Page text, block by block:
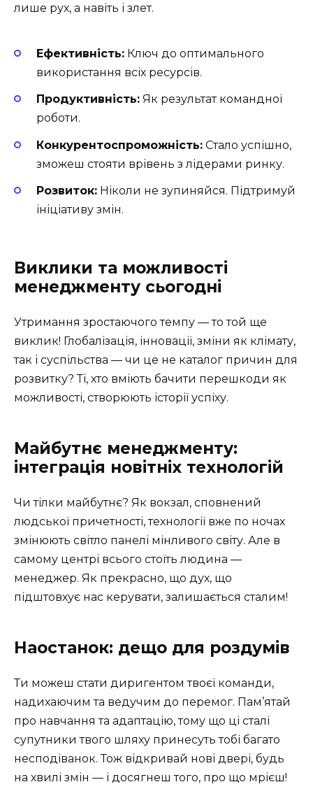
лише рух, а навіть і злет.
Ефективність: Ключ до оптимального
використання всіх ресурсів.
Продуктивність: Як результат командної
роботи.
Конкурентоспроможність: Стало успішно,
зможеш стояти врівень з лідерами ринку.
Розвиток: Ніколи не зупиняйся. Підтримуй
ініціативу змін.
Виклики та можливості
менеджменту сьогодні
Утримання зростаючого темпу — то той ще
виклик! Глобалізація, інновації, зміни як клімату,
так і суспільства — чи це не каталог причин для
розвитку? Ті, хто вміють бачити перешкоди як
можливості, створюють історії успіху.
Майбутнє менеджменту:
інтеграція новітніх технологій
Чи тілки майбутнє? Як вокзал, сповнений
людської причетності, технології вже по ночах
змінюють світло панелі мінливого світу. Але в
самому центрі всього стоїть людина —
менеджер. Як прекрасно, що дух, що
підштовхує нас керувати, залишається сталим!
Наостанок: дещо для роздумів
Ти можеш стати диригентом твоєї команди,
надихаючим та ведучим до перемог. Пам’ятай
про навчання та адаптацію, тому що ці сталі
супутники твого шляху принесуть тобі багато
несподіванок. Тож відкривай нові двері, будь
на хвилі змін — і досягнеш того, про що мрієш!